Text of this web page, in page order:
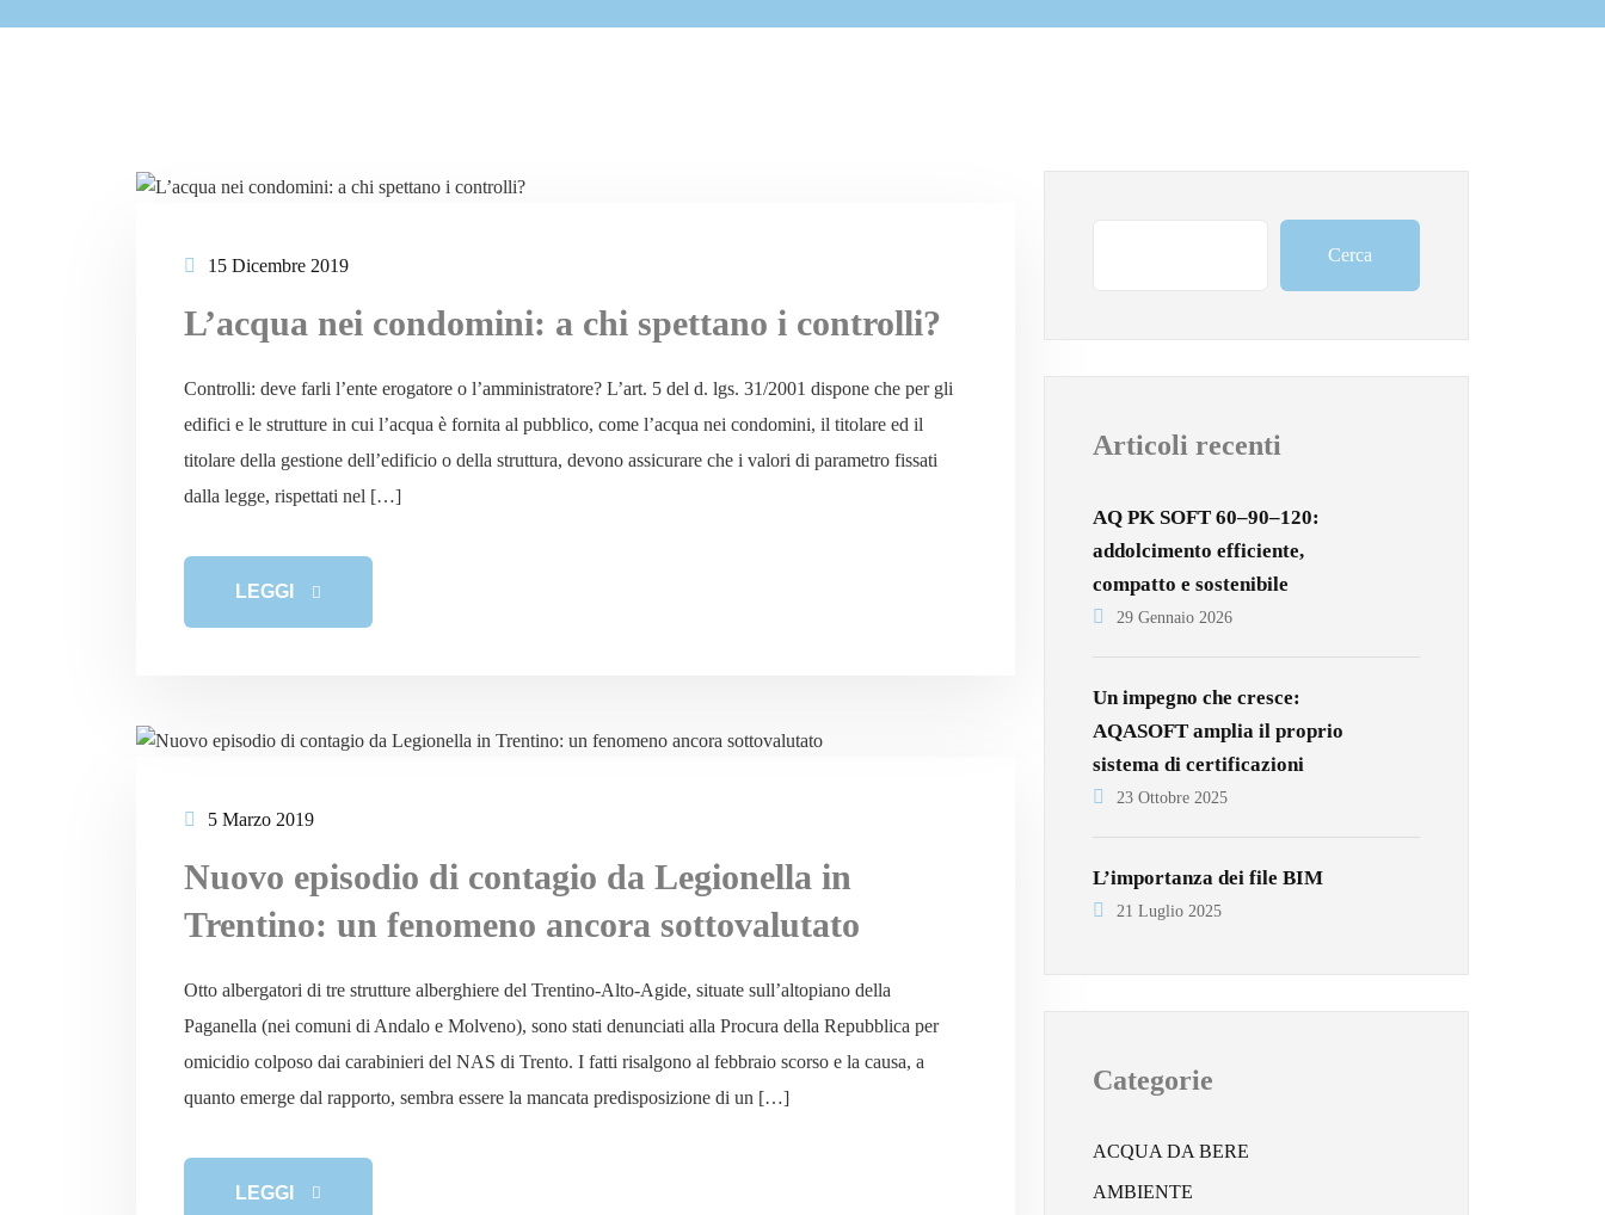
15 Dicembre 2019
L’acqua nei condomini: a chi spettano i controlli?
Controlli: deve farli l’ente erogatore o l’amministratore? L’art. 5 del d. lgs. 31/2001 dispone che per gli
edifici e le strutture in cui l’acqua è fornita al pubblico, come l’acqua nei condomini, il titolare ed il
titolare della gestione dell’edificio o della struttura, devono assicurare che i valori di parametro fissati
dalla legge, rispettati nel […]
LEGGI
5 Marzo 2019
Nuovo episodio di contagio da Legionella in
Trentino: un fenomeno ancora sottovalutato
Otto albergatori di tre strutture alberghiere del Trentino-Alto-Agide, situate sull’altopiano della
Paganella (nei comuni di Andalo e Molveno), sono stati denunciati alla Procura della Repubblica per
omicidio colposo dai carabinieri del NAS di Trento. I fatti risalgono al febbraio scorso e la causa, a
quanto emerge dal rapporto, sembra essere la mancata predisposizione di un […]
LEGGI
Cerca
Articoli recenti
AQ PK SOFT 60–90–120:
addolcimento efficiente,
compatto e sostenibile
29 Gennaio 2026
Un impegno che cresce:
AQASOFT amplia il proprio
sistema di certificazioni
23 Ottobre 2025
L’importanza dei file BIM
21 Luglio 2025
Categorie
ACQUA DA BERE
AMBIENTE